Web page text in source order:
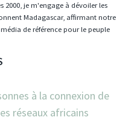
2000, je m'engage à dévoiler les
Madagascar, affirmant notre
de référence pour le peuple
à la connexion de
réseaux africains